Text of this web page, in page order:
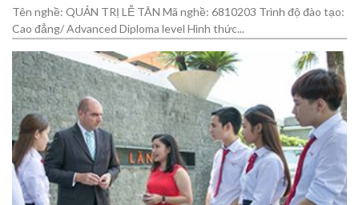
Tên nghề: QUẢN TRỊ LỄ TÂN Mã nghề: 6810203 Trình độ đào tạo:
Cao đẳng/ Advanced Diploma level Hình thức...